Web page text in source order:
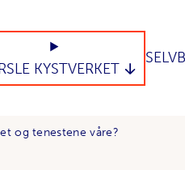
KYSTVERKET
og tenestene våre?